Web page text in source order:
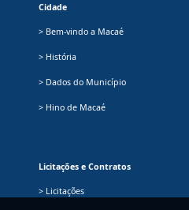
Cidade
> Bem-vindo a Macaé
> História
> Dados do Município
> Hino de Macaé
Licitações e Contratos
> Licitações